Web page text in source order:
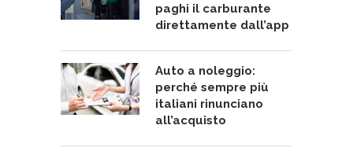
paghi il carburante
direttamente dall’app
Auto a noleggio:
perché sempre più
italiani rinunciano
all’acquisto